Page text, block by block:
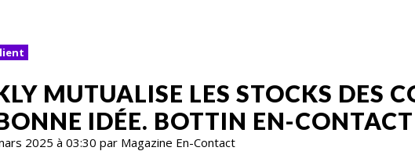
MUTUALISE LES STOCKS DES
IDÉE. BOTTIN EN-CONTACT
2025 à 03:30 par Magazine En-Contact